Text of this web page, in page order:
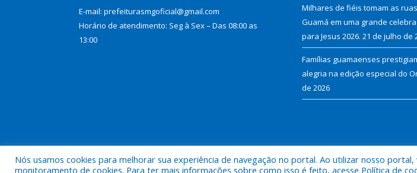
E-mail: prefeiturasmgoficial@gmail.com
Horário de atendimento: Seg à Sex – Das 08:00 as
13:00
Milhares de fiéis tomam as
Guamá em uma grande
para Jesus 2026. 21 de julho de
Famílias guamaenses
alegria na edição especial do
de 2026
Todos os direitos reservados a Prefeitura Municipal de São Miguel do Guamá.
Nós usamos cookies para melhorar sua experiência de navegação no portal. Ao utilizar nosso
monitoramento de cookies. Para ter mais informações sobre como isso é feito, acesse Política de